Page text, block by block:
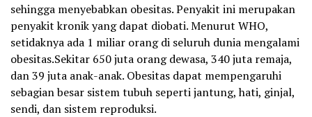
sehingga menyebabkan obesitas. Penyakit ini merupakan
penyakit kronik yang dapat diobati. Menurut WHO,
setidaknya ada 1 miliar orang di seluruh dunia mengalami
obesitas.Sekitar 650 juta orang dewasa, 340 juta remaja,
dan 39 juta anak-anak. Obesitas dapat mempengaruhi
sebagian besar sistem tubuh seperti jantung, hati, ginjal,
sendi, dan sistem reproduksi.